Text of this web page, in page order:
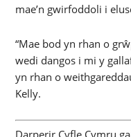
mae’n gwirfoddoli i
“Mae bod yn rhan o
wedi dangos i mi y
yn rhan o
Kelly.